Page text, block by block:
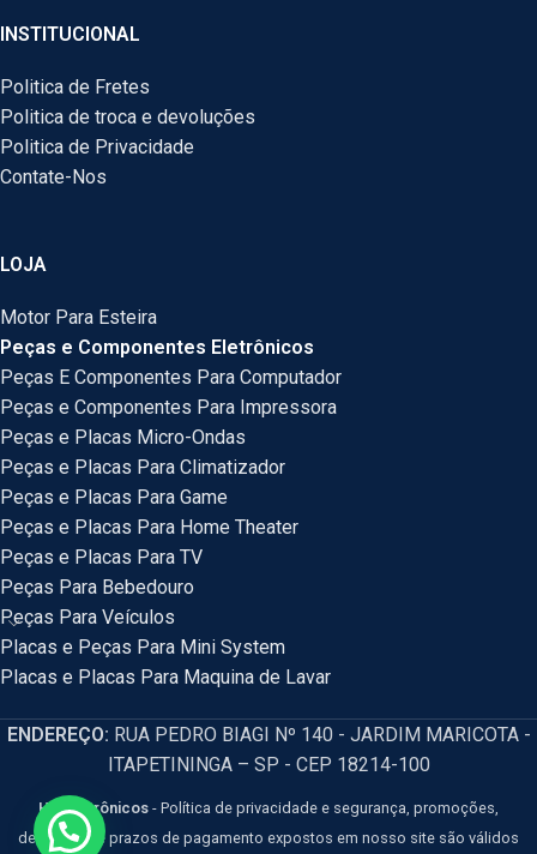
INSTITUCIONAL
Politica de Fretes
Politica de troca e devoluções
Politica de Privacidade
Contate-Nos
LOJA
Motor Para Esteira
Peças e Componentes Eletrônicos
Peças E Componentes Para Computador
Peças e Componentes Para Impressora
Peças e Placas Micro-Ondas
Peças e Placas Para Climatizador
Peças e Placas Para Game
Peças e Placas Para Home Theater
Peças e Placas Para TV
Peças Para Bebedouro
Peças Para Veículos
Placas e Peças Para Mini System
Placas e Placas Para Maquina de Lavar
ENDEREÇO: RUA PEDRO BIAGI Nº 140 - JARDIM MARICOTA -
ITAPETININGA – SP - CEP 18214-100
HM Eletrônicos - Política de privacidade e segurança, promoções,
descontos e prazos de pagamento expostos em nosso site são válidos